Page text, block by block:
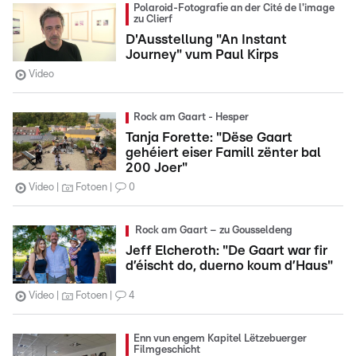
Polaroid-Fotografie an der Cité de l'image
zu Clierf
D'Ausstellung "An Instant
Journey" vum Paul Kirps
Video
Rock am Gaart - Hesper
Tanja Forette: "Dëse Gaart
gehéiert eiser Famill zënter bal
200 Joer"
Video Fotoen 0
Rock am Gaart – zu Gousseldeng
Jeff Elcheroth: "De Gaart war fir
d’éischt do, duerno koum d’Haus"
Video Fotoen 4
Enn vun engem Kapitel Lëtzebuerger
Filmgeschicht